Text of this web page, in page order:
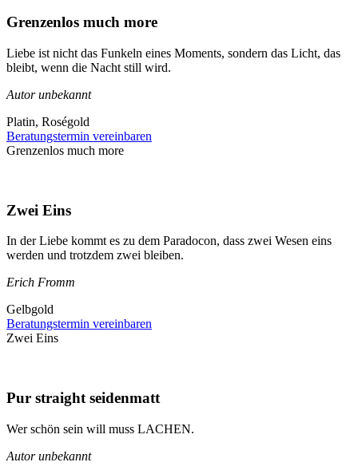
Grenzenlos much more
Liebe ist nicht das Funkeln eines Moments, sondern das Licht, das
bleibt, wenn die Nacht still wird.
Autor unbekannt
Platin, Roségold
Beratungstermin vereinbaren
Grenzenlos much more
Zwei Eins
In der Liebe kommt es zu dem Paradocon, dass zwei Wesen eins
werden und trotzdem zwei bleiben.
Erich Fromm
Gelbgold
Beratungstermin vereinbaren
Zwei Eins
Pur straight seidenmatt
Wer schön sein will muss LACHEN.
Autor unbekannt